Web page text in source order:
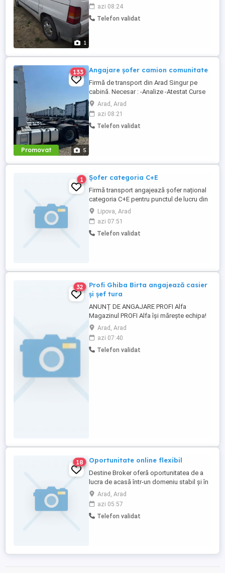
1
azi 08:24
Telefon validat
Promovat 5
133 Angajare șofer camion comunitate
Firmă de transport din Arad Singur pe
cabină. Necesar : -Analize -Atestat Curse
circuit in 15 zile 3 zile libere 30 zile 7 zile
libere 8 săptămâni 14 zile libere
Austria,Cehia,Germania,Belgia, Franța,
Italia, Ungaria. Se pleaca si se vine cu
Arad, Arad
azi 08:21
Telefon validat
1 Șofer categoria C+E
Firmă transport angajează șofer național
categoria C+E pentru punctul de lucru din
zona Lipova -Timisoara transport
agregate balastieră. CERINȚE Permis
categoria C+E Atestat profesional marfă
Card digital tahograf Mai multe detalii la
Lipova, Arad
azi 07:51
Telefon validat
32
Profi Ghiba Birta angajează casier
și șef tura
ANUNȚ DE ANGAJARE PROFI Alfa
Magazinul PROFI Alfa își mărește echipa!
Căutăm persoane serioase, dinamice și
motivate pentru posturile de: ȘEF DE
TURĂ Oferim: Mediu de lucru plăcut și
stabil Pachet salarial motivant Posibilități
Arad, Arad
azi 07:40
Telefon validat
18 Oportunitate online flexibil
Destine Broker oferă oportunitatea de a
lucra de acasă într-un domeniu stabil și în
continuă dezvoltare. Activitatea poate fi
desfășurată part-time sau full-time, în
funcție de timpul disponibil și de dorința
de implicare. Beneficii: program flexibil
Arad, Arad
azi 05:57
Telefon validat